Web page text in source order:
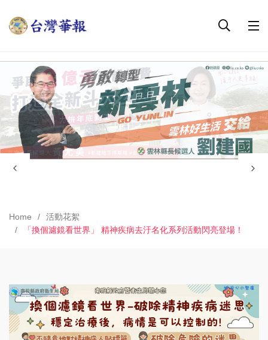
Home
活動花絮
「換個濾鏡看世界」 精神疾病去汙名化系列活動閃亮登場！